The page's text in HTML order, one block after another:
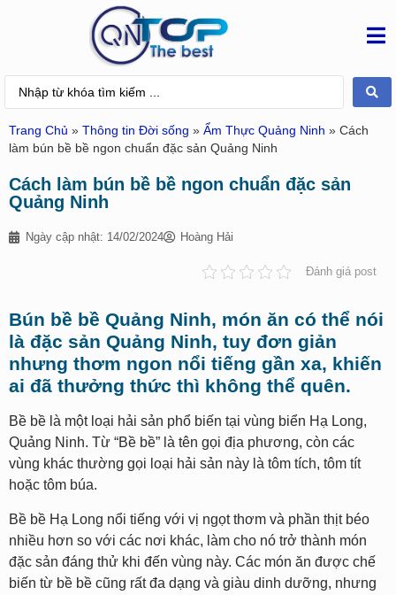
Trang Chủ » Thông tin Đời sống » Ẩm Thực Quảng Ninh » Cách
làm bún bề bề ngon chuẩn đặc sản Quảng Ninh
Cách làm bún bề bề ngon chuẩn đặc sản
Quảng Ninh
Ngày cập nhật: 14/02/2024 Hoàng Hải
Đánh giá post
Bún bề bề Quảng Ninh, món ăn có thể nói
là đặc sản Quảng Ninh, tuy đơn giản
nhưng thơm ngon nổi tiếng gần xa, khiến
ai đã thưởng thức thì không thể quên.
Bề bề là một loại hải sản phổ biến tại vùng biển Hạ Long,
Quảng Ninh. Từ “Bề bề” là tên gọi địa phương, còn các
vùng khác thường gọi loại hải sản này là tôm tích, tôm tít
hoặc tôm búa.
Bề bề Hạ Long nổi tiếng với vị ngọt thơm và phần thịt béo
nhiều hơn so với các nơi khác, làm cho nó trở thành món
đặc sản đáng thử khi đến vùng này. Các món ăn được chế
biến từ bề bề cũng rất đa dạng và giàu dinh dưỡng, nhưng